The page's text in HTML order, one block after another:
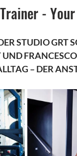
-
STUDIO GRT
– DER